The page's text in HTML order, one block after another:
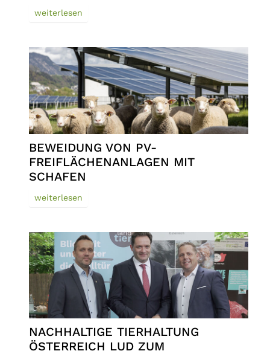
weiterlesen
BEWEIDUNG VON PV-
FREIFLÄCHENANLAGEN MIT
SCHAFEN
weiterlesen
NACHHALTIGE TIERHALTUNG
ÖSTERREICH LUD ZUM